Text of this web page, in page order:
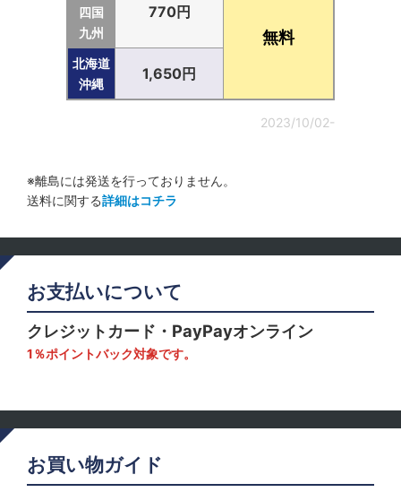
四国
九州
770円
無料
北海道
沖縄
1,650円
2023/10/02-
※離島には発送を行っておりません。
送料に関する詳細はコチラ
お支払いについて
クレジットカード・PayPayオンライン
1％ポイントバック対象です。
お買い物ガイド